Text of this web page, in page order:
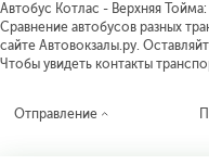
Автобус Котлас - Верхняя
Сравнение автобусов разных
сайте Автовокзалы.ру.
Чтобы увидеть контакты
Отправление